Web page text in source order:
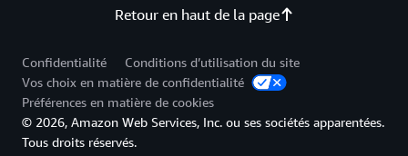
Retour en haut de la page
Confidentialité
Conditions d’utilisation du site
Vos choix en matière de confidentialité
Préférences en matière de cookies
© 2026, Amazon Web Services, Inc. ou ses sociétés apparentées.
Tous droits réservés.